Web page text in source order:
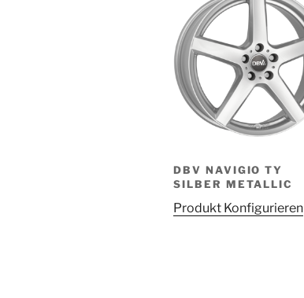
DBV NAVIGIO TY
SILBER METALLIC
Produkt Konfigurieren